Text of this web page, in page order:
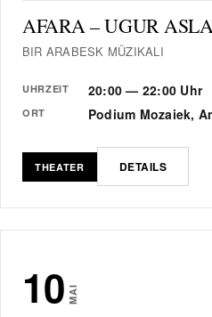
AFARA – UGUR
BIR ARABESK MÜZIKALI
UHRZEIT 20:00 — 22:00 Uhr
ORT Podium Mozaiek,
THEATER DETAILS
10 MAI